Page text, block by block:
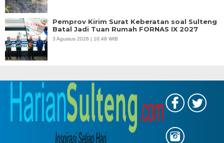
Pemprov Kirim Surat Keberatan soal Sulteng
Batal Jadi Tuan Rumah FORNAS IX 2027
3 Agustus 2026 | 10:48 WIB